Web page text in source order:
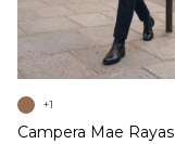
Campera Mae Rayas
+1